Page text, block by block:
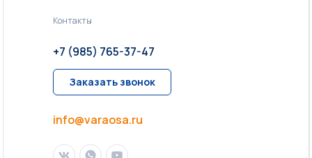
Контакты
info@varaosa.ru
+7 (985) 765-37-47
Заказать звонок